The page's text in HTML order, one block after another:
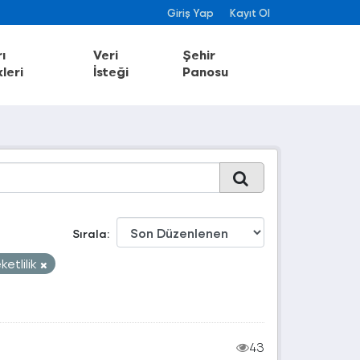
Giriş Yap Kayıt Ol
Veri
İsteği
Şehir
Panosu
Sırala
43